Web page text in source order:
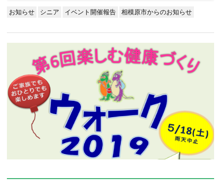
お知らせ シニア イベント開催報告 相模原市からのお知らせ